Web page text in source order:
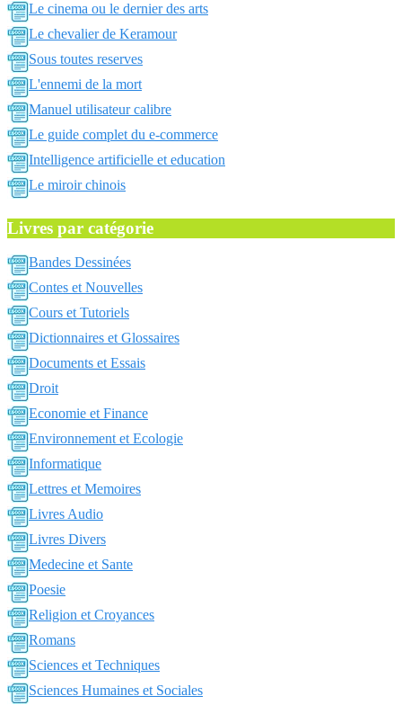
Le cinema ou le dernier des arts
Le chevalier de Keramour
Sous toutes reserves
L'ennemi de la mort
Manuel utilisateur calibre
Le guide complet du e-commerce
Intelligence artificielle et education
Le miroir chinois
Livres par catégorie
Bandes Dessinées
Contes et Nouvelles
Cours et Tutoriels
Dictionnaires et Glossaires
Documents et Essais
Droit
Economie et Finance
Environnement et Ecologie
Informatique
Lettres et Memoires
Livres Audio
Livres Divers
Medecine et Sante
Poesie
Religion et Croyances
Romans
Sciences et Techniques
Sciences Humaines et Sociales